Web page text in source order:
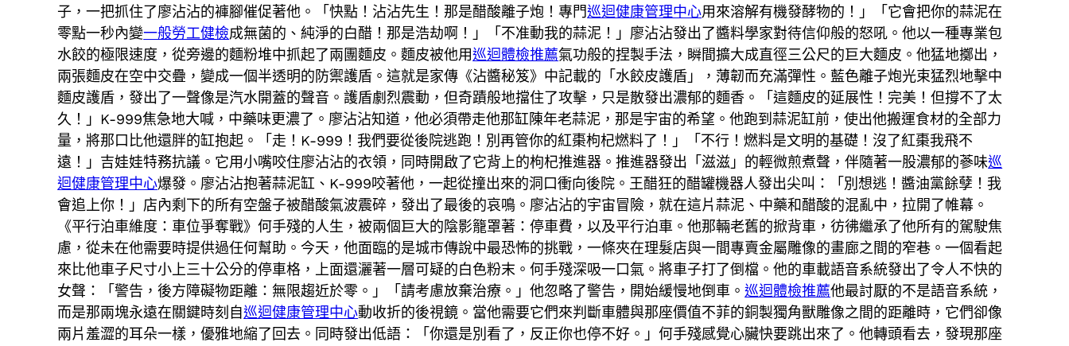
子，一把抓住了廖沾沾的褲腳催促著他。「快點！沾沾先生！那是醋酸離子炮！專門巡迴健康管理中心用來溶解有機發酵物的！」「它會把你的蒜泥在
零點一秒內變一般勞工健檢成無菌的、純淨的白醋！那是浩劫啊！」「不准動我的蒜泥！」廖沾沾發出了醬料學家對待信仰般的怒吼。他以一種專業包
水餃的極限速度，從旁邊的麵粉堆中抓起了兩團麵皮。麵皮被他用巡迴體檢推薦氣功般的捏製手法，瞬間擴大成直徑三公尺的巨大麵皮。他猛地擲出，
兩張麵皮在空中交疊，變成一個半透明的防禦護盾。這就是家傳《沾醬秘笈》中記載的「水餃皮護盾」，薄韌而充滿彈性。藍色離子炮光束猛烈地擊中
麵皮護盾，發出了一聲像是汽水開蓋的聲音。護盾劇烈震動，但奇蹟般地擋住了攻擊，只是散發出濃郁的麵香。「這麵皮的延展性！完美！但撐不了太
久！」K-999焦急地大喊，中藥味更濃了。廖沾沾知道，他必須帶走他那缸陳年老蒜泥，那是宇宙的希望。他跑到蒜泥缸前，使出他搬運食材的全部力
量，將那口比他還胖的缸抱起。「走！K-999！我們要從後院逃跑！別再管你的紅棗枸杞燃料了！」「不行！燃料是文明的基礎！沒了紅棗我飛不
遠！」吉娃娃特務抗議。它用小嘴咬住廖沾沾的衣領，同時開啟了它背上的枸杞推進器。推進器發出「滋滋」的輕微煎煮聲，伴隨著一股濃郁的蔘味巡
迴健康管理中心爆發。廖沾沾抱著蒜泥缸、K-999咬著他，一起從撞出來的洞口衝向後院。王醋狂的醋罐機器人發出尖叫：「別想逃！醬油黨餘孽！我
會追上你！」店內剩下的所有空盤子被醋酸氣波震碎，發出了最後的哀鳴。廖沾沾的宇宙冒險，就在這片蒜泥、中藥和醋酸的混亂中，拉開了帷幕。
《平行泊車維度：車位爭奪戰》何手殘的人生，被兩個巨大的陰影籠罩著：停車費，以及平行泊車。他那輛老舊的掀背車，彷彿繼承了他所有的駕駛焦
慮，從未在他需要時提供過任何幫助。今天，他面臨的是城市傳說中最恐怖的挑戰，一條夾在理髮店與一間專賣金屬雕像的畫廊之間的窄巷。一個看起
來比他車子尺寸小上三十公分的停車格，上面還灑著一層可疑的白色粉末。何手殘深吸一口氣。將車子打了倒檔。他的車載語音系統發出了令人不快的
女聲：「警告，後方障礙物距離：無限趨近於零。」「請考慮放棄治療。」他忽略了警告，開始緩慢地倒車。巡迴體檢推薦他最討厭的不是語音系統，
而是那兩塊永遠在關鍵時刻自巡迴健康管理中心動收折的後視鏡。當他需要它們來判斷車體與那座價值不菲的銅製獨角獸雕像之間的距離時，它們卻像
兩片羞澀的耳朵一樣，優雅地縮了回去。同時發出低語：「你還是別看了，反正你也停不好。」何手殘感覺心臟快要跳出來了。他轉頭看去，發現那座